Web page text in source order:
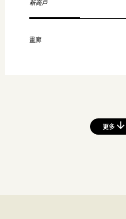
新商戶
畫廊
更多